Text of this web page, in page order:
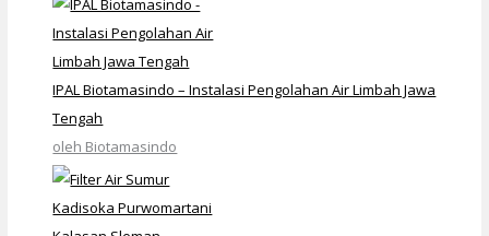
IPAL Biotamasindo – Instalasi Pengolahan Air Limbah Jawa
Tengah
oleh Biotamasindo